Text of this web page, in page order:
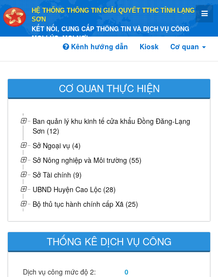
HỆ THỐNG THÔNG TIN GIẢI QUYẾT TTHC TỈNH LẠNG
SƠN
KẾT NỐI, CUNG CẤP THÔNG TIN VÀ DỊCH VỤ CÔNG
MỌI LÚC, MỌI NƠI
Kênh hướng dẫn Kiosk Cơ quan
CƠ QUAN THỰC HIỆN
Ban quản lý khu kinh tế cửa khẩu Đồng Đăng-Lạng
Sơn (12)
Sở Ngoại vụ (4)
Sở Nông nghiệp và Môi trường (55)
Sở Tài chính (9)
UBND Huyện Cao Lộc (28)
Bộ thủ tục hành chính cấp Xã (25)
THỐNG KÊ DỊCH VỤ CÔNG
Dịch vụ công mức độ 2:
0